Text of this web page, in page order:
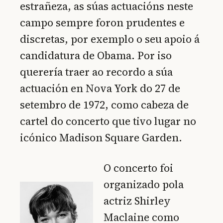
estrañeza, as súas actuacións neste
campo sempre foron prudentes e
discretas, por exemplo o seu apoio á
candidatura de Obama. Por iso
querería traer ao recordo a súa
actuación en Nova York do 27 de
setembro de 1972, como cabeza de
cartel do concerto que tivo lugar no
icónico Madison Square Garden.
O concerto foi
organizado pola
actriz Shirley
Maclaine como